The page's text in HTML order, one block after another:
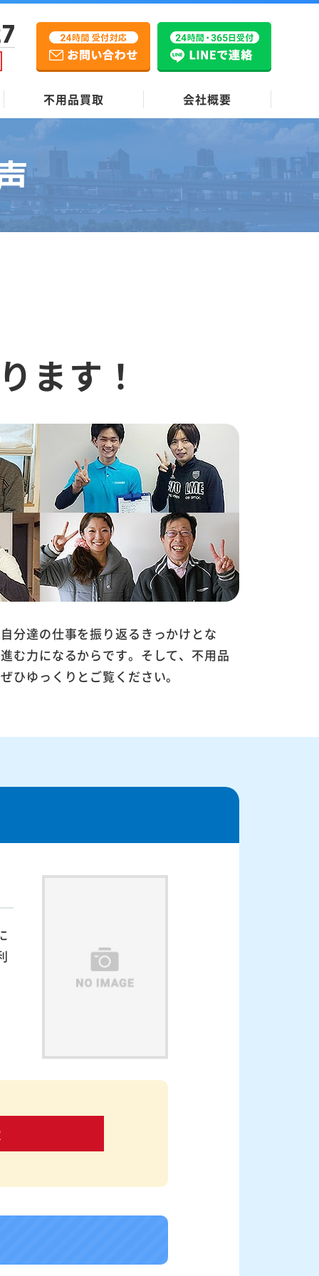
不用品買取 会社概要
ます！
分達の仕事を振り返るきっかけとな
む力になるからです。そして、不用品
ゆっくりとご覧ください。